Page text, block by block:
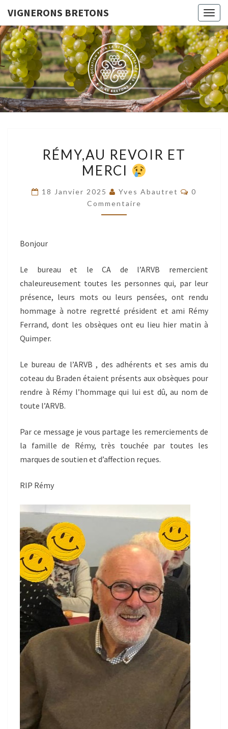
VIGNERONS BRETONS
Le Site De
L'Association
Pour La
Reconnaissance
Des Vins
Bretons
REVOIR
ET
RÉMY,AU REVOIR ET
MERCI
18 Janvier 2025 Yves Abautret
0
Commentaire
Bonjour
Le bureau et le CA de l’ARVB remercient
chaleureusement toutes les personnes qui, par leur
présence, leurs mots ou leurs pensées, ont rendu
hommage à notre regretté président et ami Rémy
Ferrand, dont les obsèques ont eu lieu hier matin à
Quimper.
Le bureau de l’ARVB , des adhérents et ses amis du
coteau du Braden étaient présents aux obsèques pour
rendre à Rémy l’hommage qui lui est dû, au nom de
toute l’ARVB.
Par ce message je vous partage les remerciements de
la famille de Rémy, très touchée par toutes les
marques de soutien et d’affection reçues.
RIP Rémy